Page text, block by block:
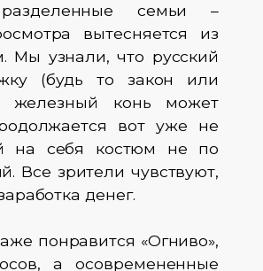
семьи –
вытесняется из
Мы узнали, что русский
(будь то закон или
железный конь может
вот уже не
на себя костюм не по
Все зрители чувствуют,
денег.
понравится «Огниво»,
а осовремененные